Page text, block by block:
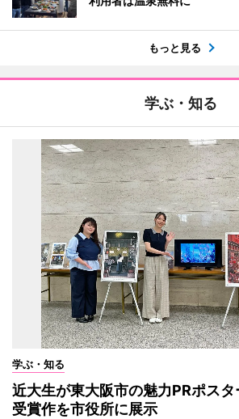
もっと見る
学ぶ・知る
学ぶ・知る
近大生が東大阪市の魅力PRポス
受賞作を市役所に展示